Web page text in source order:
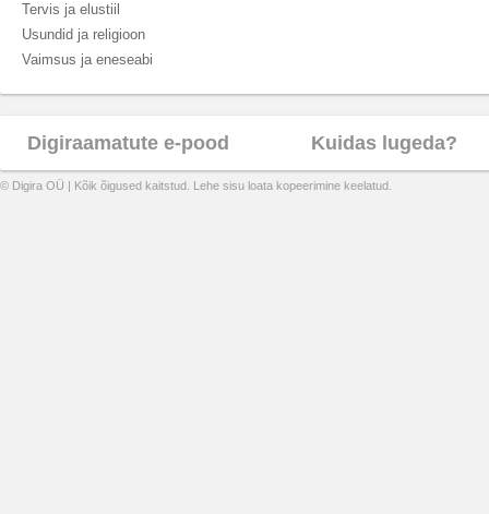
Tervis ja elustiil
Usundid ja religioon
Vaimsus ja eneseabi
Digiraamatute e-pood Kuidas lugeda?
© Digira OÜ | Kõik õigused kaitstud. Lehe sisu loata kopeerimine keelatud.